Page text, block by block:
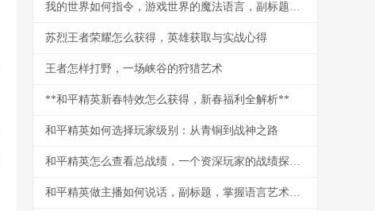
我的世界如何指令，游戏世界的魔法语言，副标题为资深玩家必备的创造指南
苏烈王者荣耀怎么获得，英雄获取与实战心得
王者怎样打野，一场峡谷的狩猎艺术
**和平精英新春特效怎么获得，新春福利全解析**
和平精英如何选择玩家级别：从青铜到战神之路
和平精英怎么查看总战绩，一个资深玩家的战绩探索之旅
和平精英做主播如何说话，副标题，掌握语言艺术引爆直播间